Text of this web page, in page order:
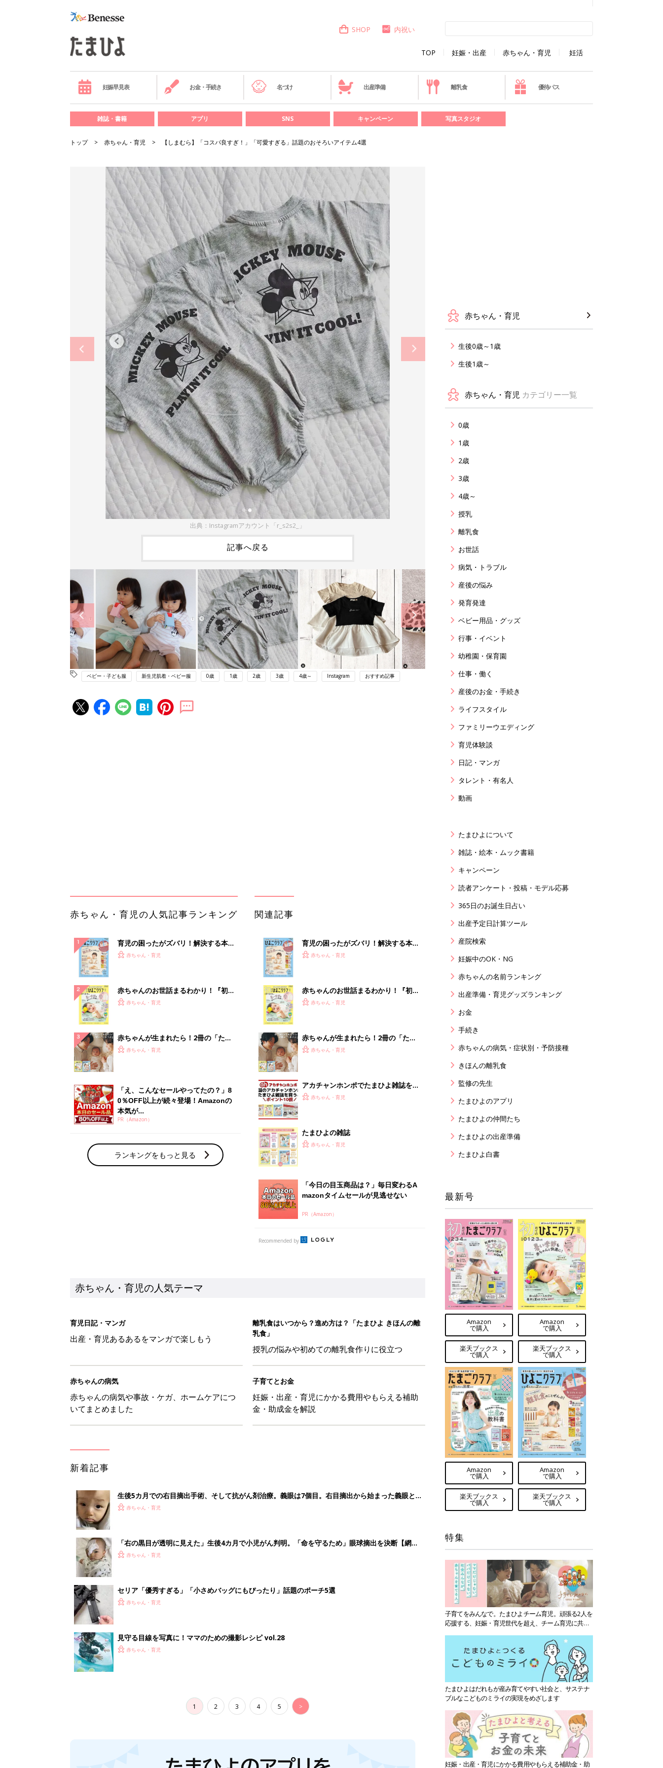
TOP 妊娠・出産 赤ちゃん・育児 妊活
SHOP 内祝い
妊娠早見表 お金・手続き 名づけ 出産準備 離乳食 優待パス
雑誌・書籍 アプリ SNS キャンペーン 写真スタジオ
トップ 赤ちゃん・育児 【しまむら】「コスパ良すぎ！」「可愛すぎる」話題のおそろいアイテム4選
出典：Instagramアカウント「r_s2s2_」
記事へ戻る
ベビー・子ども服 新生児肌着・ベビー服 0歳 1歳 2歳 3歳 4歳～ Instagram おすすめ記事
0％OFF以上が続々登場！Amazonの
本気が...
PR（Amazon）
ランキングをもっと見る
mazonタイムセールが見逃せない
PR（Amazon）
赤ちゃん・育児の人気テーマ
育児日記・マンガ
離乳食はいつから？進め方は？「たまひよ きほんの離
授乳の悩みや初めての離乳食作りに役立つ
子育てとお金
妊娠・出産・育児にかかる費用やもらえる補助
金・助成金を解説
生後5カ月での右目摘出手術、そして抗がん剤治療。義眼は7個目。右目摘出から始まった義眼と
の生活【網膜芽細胞腫】
赤ちゃん・育児
「右の黒目が透明に見えた」生後4カ月で小児がん判明。「命を守るため」眼球摘出を決断【網膜
赤ちゃん・育児
セリア「優秀すぎる」「小さめバッグにもぴったり」話題のポーチ5選
1 2 3 4 5 >
赤ちゃん・育児
生後0歳～1歳
生後1歳～
赤ちゃん・育児 カテゴリー一覧
0歳
1歳
2歳
3歳
4歳～
授乳
離乳食
お世話
病気・トラブル
産後の悩み
発育発達
ベビー用品・グッズ
行事・イベント
幼稚園・保育園
仕事・働く
産後のお金・手続き
ライフスタイル
ファミリーウエディング
育児体験談
日記・マンガ
タレント・有名人
動画
たまひよについて
雑誌・絵本・ムック書籍
キャンペーン
読者アンケート・投稿・モデル応募
365日のお誕生日占い
出産予定日計算ツール
産院検索
妊娠中のOK・NG
赤ちゃんの名前ランキング
出産準備・育児グッズランキング
お金
手続き
赤ちゃんの病気・症状別・予防接種
きほんの離乳食
監修の先生
たまひよのアプリ
たまひよの仲間たち
たまひよの出産準備
たまひよ白書
最新号
Amazon
で購入
楽天ブックス
で購入
Amazon
で購入
楽天ブックス
で購入
Amazon
で購入
楽天ブックス
で購入
Amazon
で購入
楽天ブックス
で購入
特集
子育てをみんなで。たまひよチーム育児。頑張る2人を
応援する、妊娠・育児世代を超え、チーム育児に共感
たまひよはだれもが産み育てやすい社会と、サステナ
ブルなこどものミライの実現をめざします
妊娠・出産・育児にかかる費用やもらえる補助金・助